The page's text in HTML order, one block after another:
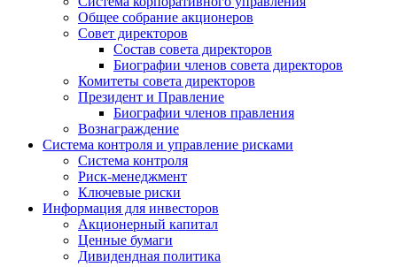
Общее собрание акционеров
Совет директоров
Состав совета директоров
Биографии членов совета директоров
Комитеты совета директоров
Президент и Правление
Биографии членов правления
Вознаграждение
Система контроля и управление рисками
Система контроля
Риск-менеджмент
Ключевые риски
Информация для инвесторов
Акционерный капитал
Ценные бумаги
Дивидендная политика